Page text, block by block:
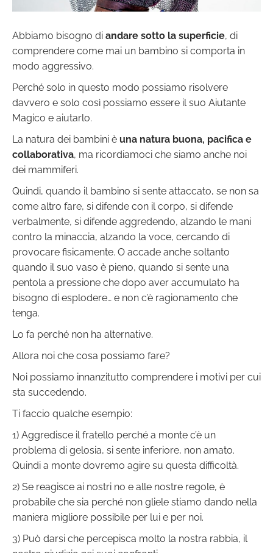
Abbiamo bisogno di andare sotto la superficie, di
comprendere come mai un bambino si comporta in
modo aggressivo.
Perché solo in questo modo possiamo risolvere
davvero e solo così possiamo essere il suo Aiutante
Magico e aiutarlo.
La natura dei bambini è una natura buona, pacifica e
collaborativa, ma ricordiamoci che siamo anche noi
dei mammiferi.
Quindi, quando il bambino si sente attaccato, se non sa
come altro fare, si difende con il corpo, si difende
verbalmente, si difende aggredendo, alzando le mani
contro la minaccia, alzando la voce, cercando di
provocare fisicamente. O accade anche soltanto
quando il suo vaso è pieno, quando si sente una
pentola a pressione che dopo aver accumulato ha
bisogno di esplodere… e non c’è ragionamento che
tenga.
Lo fa perché non ha alternative.
Allora noi che cosa possiamo fare?
Noi possiamo innanzitutto comprendere i motivi per cui
sta succedendo.
Ti faccio qualche esempio:
1) Aggredisce il fratello perché a monte c’è un
problema di gelosia, si sente inferiore, non amato.
Quindi a monte dovremo agire su questa difficoltà.
2) Se reagisce ai nostri no e alle nostre regole, è
probabile che sia perché non gliele stiamo dando nella
maniera migliore possibile per lui e per noi.
3) Può darsi che percepisca molto la nostra rabbia, il